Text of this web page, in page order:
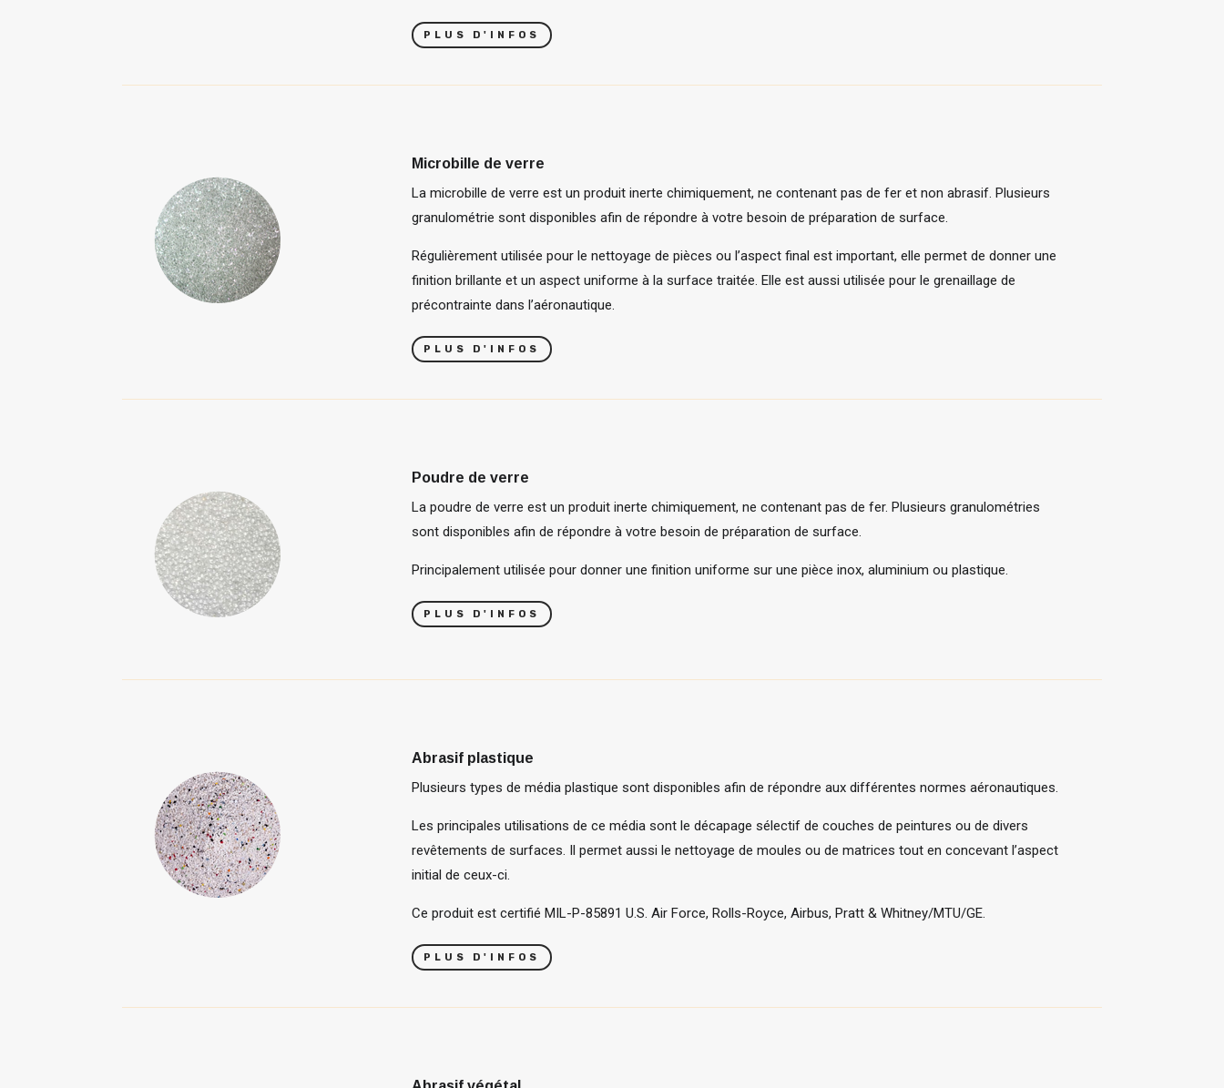
PLUS D'INFOS
Microbille de verre
La microbille de verre est un produit inerte chimiquement, ne contenant pas de fer et non abrasif. Plusieurs
granulométrie sont disponibles afin de répondre à votre besoin de préparation de surface.
Régulièrement utilisée pour le nettoyage de pièces ou l’aspect final est important, elle permet de donner une
finition brillante et un aspect uniforme à la surface traitée. Elle est aussi utilisée pour le grenaillage de
précontrainte dans l’aéronautique.
PLUS D'INFOS
Poudre de verre
La poudre de verre est un produit inerte chimiquement, ne contenant pas de fer. Plusieurs granulométries
sont disponibles afin de répondre à votre besoin de préparation de surface.
Principalement utilisée pour donner une finition uniforme sur une pièce inox, aluminium ou plastique.
PLUS D'INFOS
Abrasif plastique
Plusieurs types de média plastique sont disponibles afin de répondre aux différentes normes aéronautiques.
Les principales utilisations de ce média sont le décapage sélectif de couches de peintures ou de divers
revêtements de surfaces. Il permet aussi le nettoyage de moules ou de matrices tout en concevant l’aspect
initial de ceux-ci.
Ce produit est certifié MIL-P-85891 U.S. Air Force, Rolls-Royce, Airbus, Pratt & Whitney/MTU/GE.
PLUS D'INFOS